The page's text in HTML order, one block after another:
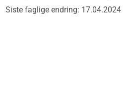
Siste faglige endring: 17.04.2024